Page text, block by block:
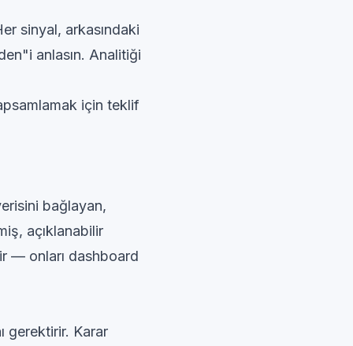
sinyal, arkasındaki
anlasın. Analitiği
için teklif
bağlayan,
açıklanabilir
— onları dashboard
gerektirir. Karar